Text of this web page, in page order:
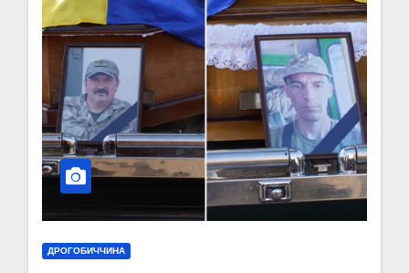
ДРОГОБИЧЧИНА